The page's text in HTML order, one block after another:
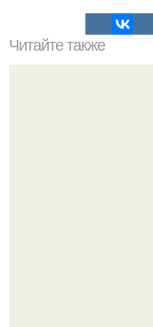
Читайте также